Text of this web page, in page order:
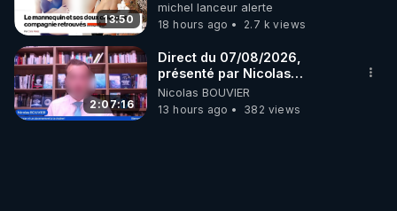
13:50
michel lanceur alerte
18 hours ago
2.7 k views
2:07:16
Direct du 07/08/2026,
présenté par Nicolas
BOUVIER
Nicolas BOUVIER
13 hours ago
382 views